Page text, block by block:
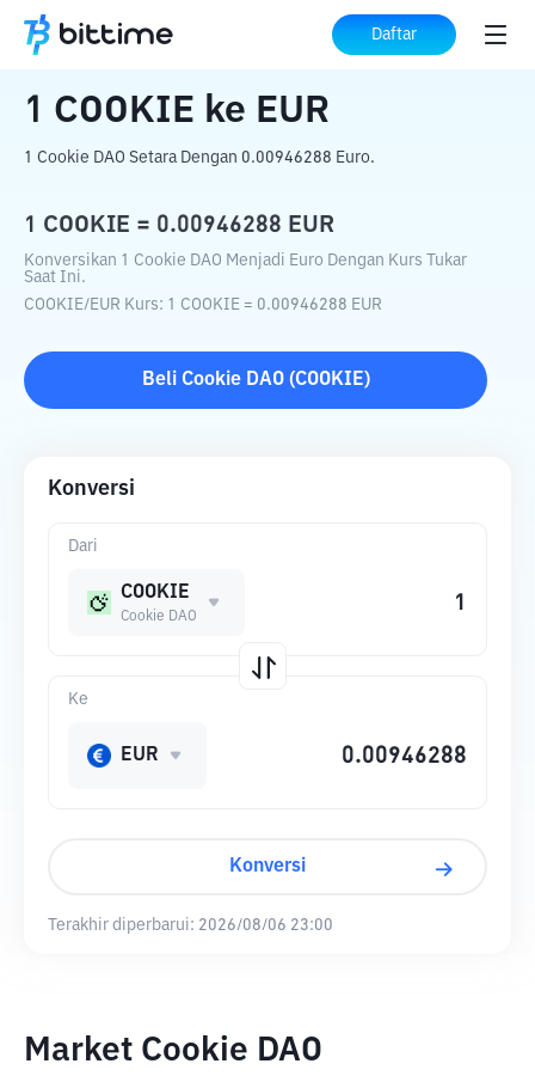
Daftar
Beranda Konverter Kripto COOKIE ke EUR
1 COOKIE ke EUR
1 Cookie DAO Setara Dengan 0.00946288 Euro.
1 COOKIE = 0.00946288 EUR
Konversikan 1 Cookie DAO Menjadi Euro Dengan Kurs Tukar
Saat Ini.
COOKIE/EUR Kurs: 1 COOKIE = 0.00946288 EUR
Beli Cookie DAO(COOKIE)
Konversi
Dari
COOKIE
Cookie DAO
Ke
EUR
Konversi
Terakhir diperbarui: 2026/08/06 23:00
Market Cookie DAO